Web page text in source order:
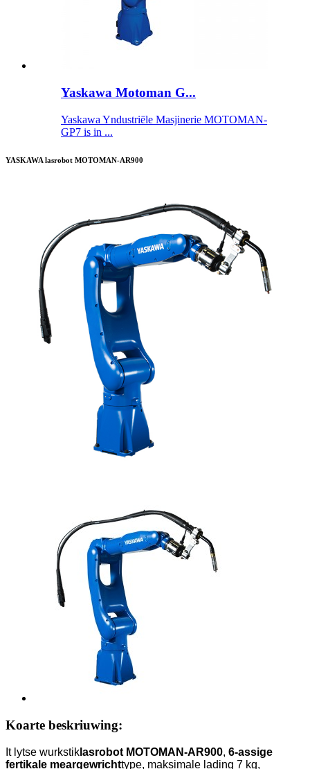
Yaskawa Motoman G...
Yaskawa Yndustriële Masjinerie MOTOMAN-
GP7 is in ...
YASKAWA lasrobot MOTOMAN-AR900
Koarte beskriuwing:
It lytse wurkstik lasrobot MOTOMAN-AR900, 6-assige
fertikale meargewrichttype, maksimale lading 7 kg,